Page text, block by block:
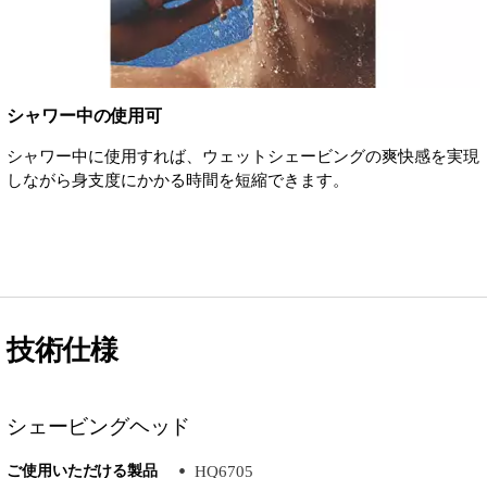
シャワー中の使用可
シャワー中に使用すれば、ウェットシェービングの爽快感を実現
しながら身支度にかかる時間を短縮できます。
技術仕様
シェービングヘッド
ご使用いただける製品 HQ6705